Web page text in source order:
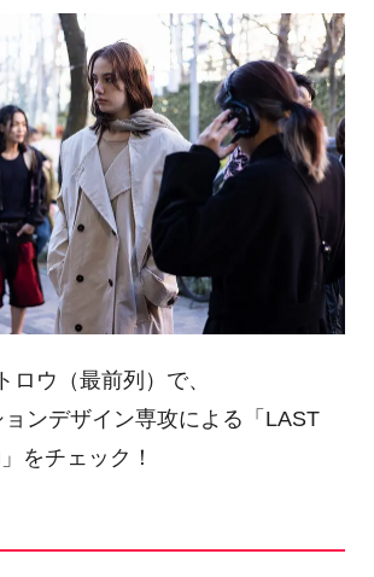
ロウ（最前列）で、
ンデザイン専攻による「LAST
をチェック！